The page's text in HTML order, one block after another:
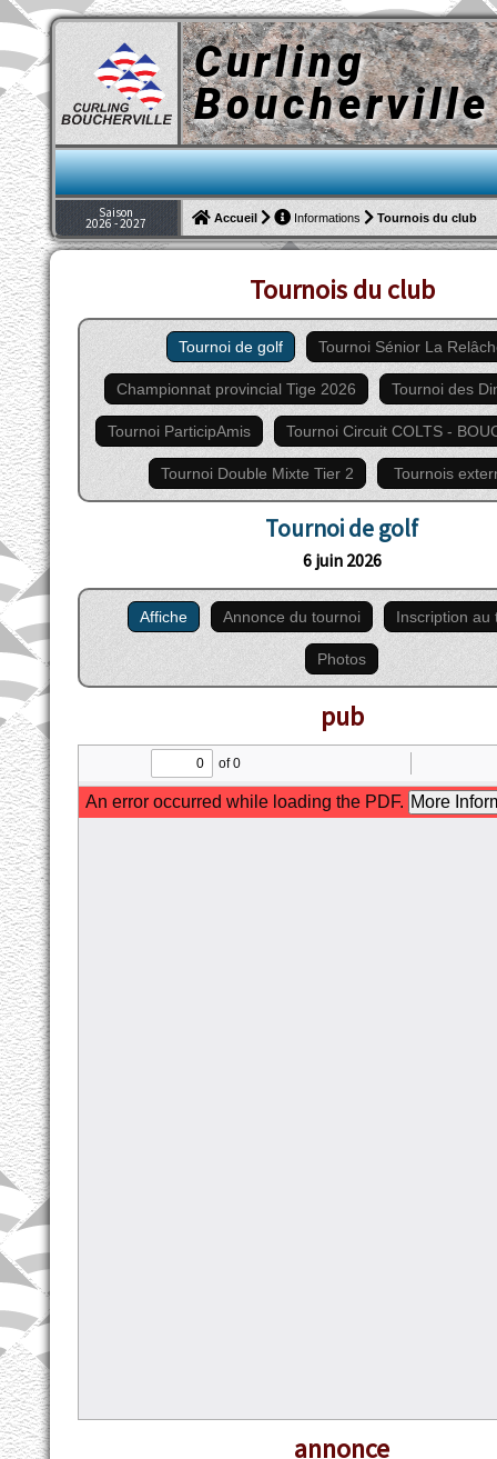
Curling
Boucherville
Saison
2026 - 2027 Accueil Informations Tournois du club
Tournois du club
Tournoi de golf Tournoi Sénior La
Championnat provincial Tige 2026 Tournoi des
Tournoi ParticipAmis Tournoi Circuit COLTS -
Tournoi Double Mixte Tier 2 Tournois
Tournoi de golf
6 juin 2026
Affiche Annonce du tournoi Inscription au
Photos
pub
annonce